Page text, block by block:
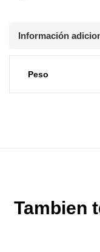
Información
Peso
Tambien